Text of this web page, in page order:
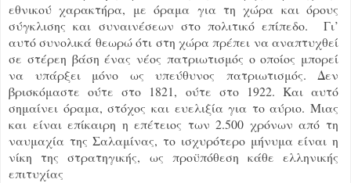
εθνικού χαρακτήρα, με όραμα για τη χώρα και όρους
σύγκλισης και συναινέσεων στο πολιτικό επίπεδο. Γι’
αυτό συνολικά θεωρώ ότι στη χώρα πρέπει να αναπτυχθεί
σε στέρεη βάση ένας νέος πατριωτισμός ο οποίος μπορεί
να υπάρξει μόνο ως υπεύθυνος πατριωτισμός. Δεν
βρισκόμαστε ούτε στο 1821, ούτε στο 1922. Και αυτό
σημαίνει όραμα, στόχος και ευελιξία για το αύριο. Μιας
και είναι επίκαιρη η επέτειος των 2.500 χρόνων από τη
ναυμαχία της Σαλαμίνας, το ισχυρότερο μήνυμα είναι η
νίκη της στρατηγικής, ως προϋπόθεση κάθε ελληνικής
επιτυχίας